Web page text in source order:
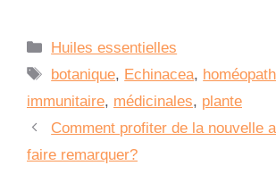
Catégories
Huiles essentielles
Étiquettes
botanique, Echinacea,
immunitaire, médicinales, plante
Comment profiter de la nouvelle
faire remarquer?